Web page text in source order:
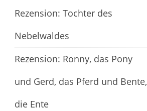
Rezension: Tochter des
Nebelwaldes
Rezension: Ronny, das Pony
und Gerd, das Pferd und Bente,
die Ente